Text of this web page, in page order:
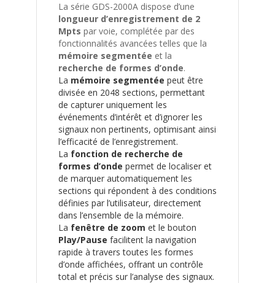
La série GDS-2000A dispose d’une
longueur d’enregistrement de 2
Mpts par voie, complétée par des
fonctionnalités avancées telles que la
mémoire segmentée et la
recherche de formes d’onde.
La mémoire segmentée peut être
divisée en 2048 sections, permettant
de capturer uniquement les
événements d’intérêt et d’ignorer les
signaux non pertinents, optimisant ainsi
l’efficacité de l’enregistrement.
La fonction de recherche de
formes d’onde permet de localiser et
de marquer automatiquement les
sections qui répondent à des conditions
définies par l’utilisateur, directement
dans l’ensemble de la mémoire.
La fenêtre de zoom et le bouton
Play/Pause facilitent la navigation
rapide à travers toutes les formes
d’onde affichées, offrant un contrôle
total et précis sur l’analyse des signaux.